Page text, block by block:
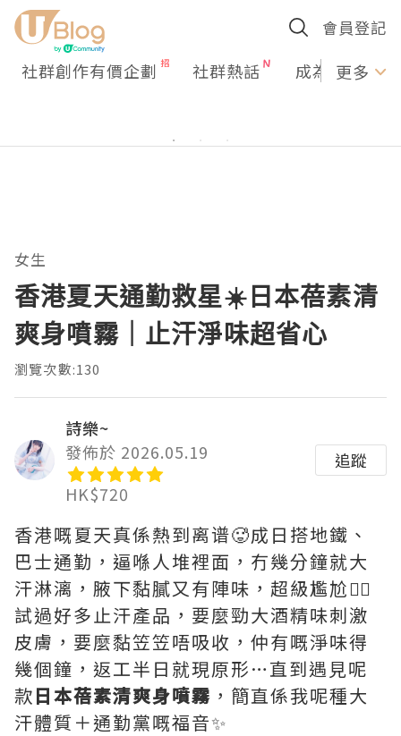
會員登記
社群創作有價企劃 社群熱話 成為U更多
女生
香港夏天通勤救星☀️日本蓓素清
爽身噴霧｜止汗淨味超省心
瀏覽次數:130
詩樂~
發佈於 2026.05.19
HK$720
追蹤
香港嘅夏天真係熱到离谱🥵成日搭地鐵、
巴士通勤，逼喺人堆裡面，冇幾分鐘就大
汗淋漓，腋下黏膩又有陣味，超級尷尬😮‍💨
試過好多止汗產品，要麼勁大酒精味刺激
皮膚，要麼黏笠笠唔吸收，仲有嘅淨味得
幾個鐘，返工半日就現原形…直到遇見呢
款日本蓓素清爽身噴霧 ，簡直係我呢種大
汗體質＋通勤黨嘅福音✨